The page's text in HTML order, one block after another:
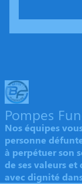
Pompes
Nos équipes
personne
à perpétuer son
de ses valeurs
avec dignité